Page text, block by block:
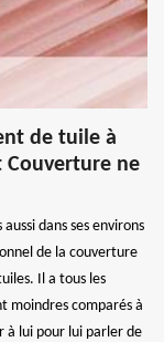
de tuile à
Couverture ne
dans ses environs
de la couverture
Il a tous les
moindres comparés à
à lui pour lui parler de